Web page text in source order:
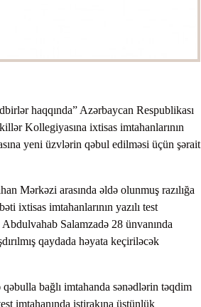
haqqında” Azərbaycan Respublikası
Kollegiyasına ixtisas imtahanlarının
yeni üzvlərin qəbul edilməsi üçün şərait
Mərkəzi arasında əldə olunmuş razılığa
ixtisas imtahanlarının yazılı test
Salamzadə 28 ünvanında
qaydada həyata keçiriləcək
bağlı imtahanda sənədlərin təqdim
imtahanında iştirakına üstünlük